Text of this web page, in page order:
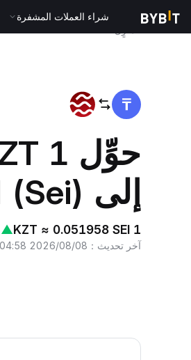
شراء العملات المشفرة
إلى SEI (Sei)
1 KZT ≈ 0.051958 SEI
▲
آخر تحديث ：
2026/08/08 04:58